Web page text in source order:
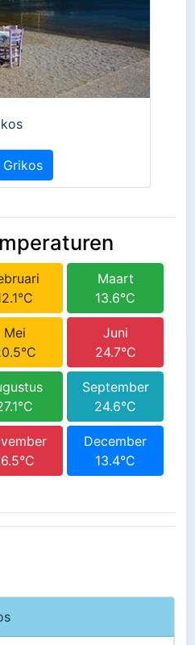
Grikos
Maart
13.6°C
Mei
Juni
24.7°C
September
24.6°C
December
13.4°C